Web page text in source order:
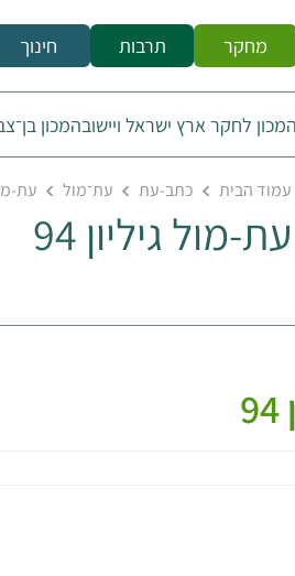
מחקר תרבות חינוך
המכון לחקר ארץ ישראל ויישובהמכון
עמוד הבית כתב-עת עת־מול עת-
עת-מול גיליון 94